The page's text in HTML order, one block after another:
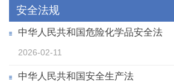
安全法规
中华人民共和国危险化学品安全法
2026-02-11
中华人民共和国安全生产法